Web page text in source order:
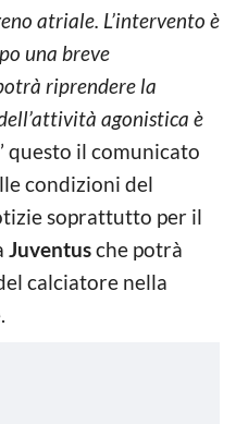
atriale. L’intervento è
una breve
riprendere la
agonistica è
questo il comunicato
condizioni del
soprattutto per il
Juventusche potrà
calciatore nella